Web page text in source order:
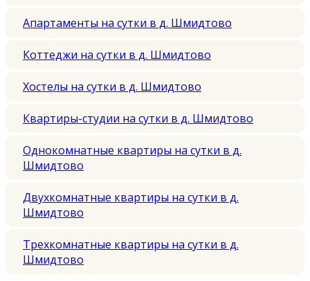
Апартаменты на сутки в д. Шмидтово
Коттеджи на сутки в д. Шмидтово
Хостелы на сутки в д. Шмидтово
Квартиры-студии на сутки в д. Шмидтово
Однокомнатные квартиры на сутки в д.
Шмидтово
Двухкомнатные квартиры на сутки в д.
Шмидтово
Трехкомнатные квартиры на сутки в д.
Шмидтово